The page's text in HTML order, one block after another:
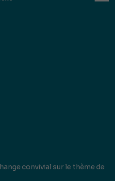
convivial sur le thème de